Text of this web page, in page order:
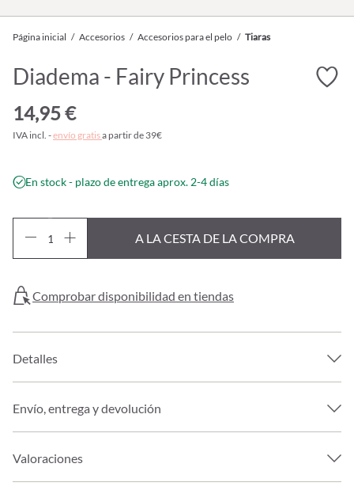
Página inicial / Accesorios / Accesorios para el pelo / Tiaras
Diadema - Fairy Princess
14,95 €
IVA incl. -envío gratisa partir de 39€
En stock - plazo de entrega aprox. 2-4 días
A LA CESTA DE LA COMPRA
Comprobar disponibilidad en tiendas
Detalles
Envío, entrega y devolución
Valoraciones